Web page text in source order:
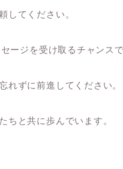
してください。
ージを受け取るチャンス
れずに前進してください。
ちと共に歩んでいます。